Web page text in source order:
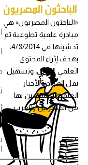
«الباحثون المصريون» هي
مبادرة علمية تطوعية تم
تدشينها في 4/8/2014،
بهدف إثراء المحتوى
العلمي العربي، وتسهيل
نقل المواد والأخبار
العلمية للمهتمين بها
من المصريين والعرب،